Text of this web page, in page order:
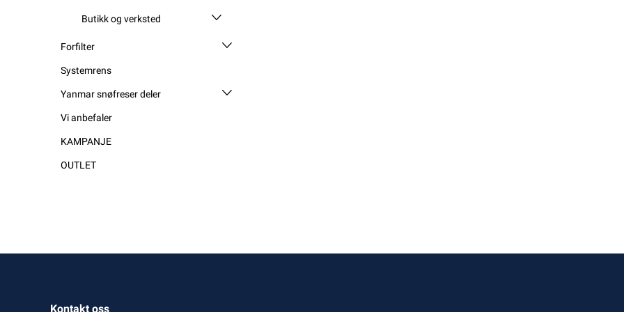
Butikk og verksted
Forfilter
Systemrens
Yanmar snøfreser deler
Vi anbefaler
KAMPANJE
OUTLET
Kontakt oss